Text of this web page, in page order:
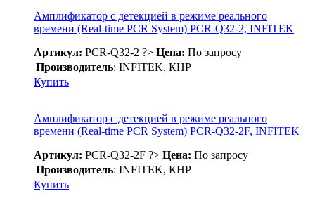
Амплификатор с детекцией в режиме реального
времени (Real-time PCR System) PCR-Q32-2, INFITEK
Артикул: PCR-Q32-2 ?> Цена: По запросу
Производитель: INFITEK, КНР
Купить
Амплификатор с детекцией в режиме реального
времени (Real-time PCR System) PCR-Q32-2F, INFITEK
Артикул: PCR-Q32-2F ?> Цена: По запросу
Производитель: INFITEK, КНР
Купить